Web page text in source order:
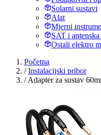
Solarni sustavi
Alat
Mjerni
SAT i
Ostali elektro
Početna
/ Instalacijski pribor
/ Adapter za sustav